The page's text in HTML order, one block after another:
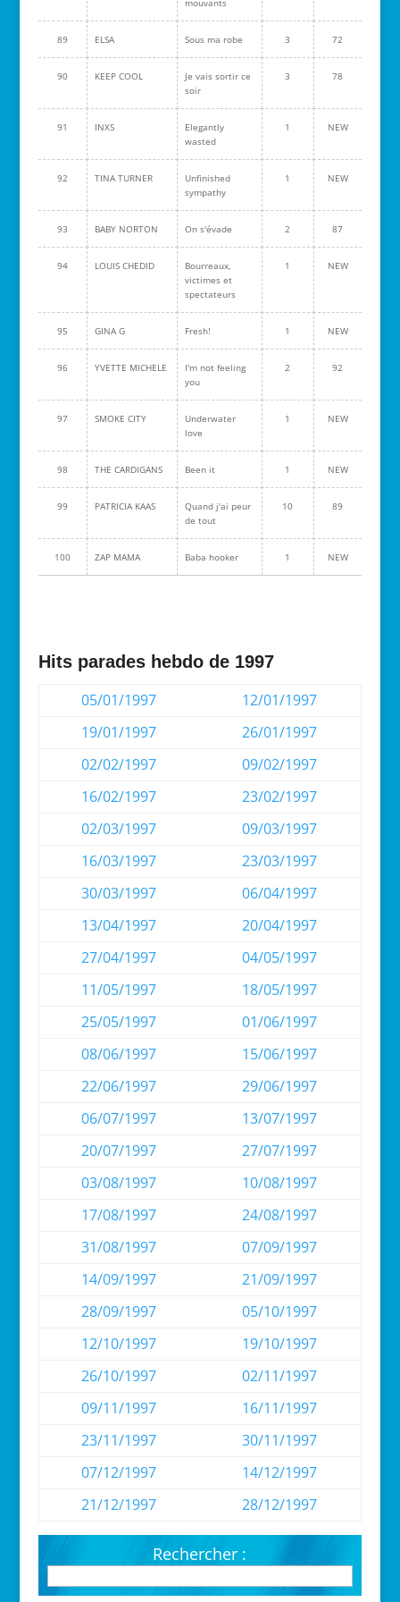
mouvants
89 ELSA Sous ma robe 3 72
90 KEEP COOL
Je vais sortir ce
soir
3 78
91 INXS
Elegantly
wasted
1 NEW
92 TINA TURNER
Unfinished
sympathy
1 NEW
93 BABY NORTON On s'évade 2 87
94 LOUIS CHEDID
Bourreaux,
victimes et
spectateurs
1 NEW
95 GINA G Fresh! 1 NEW
96 YVETTE MICHELE
I'm not feeling
you
2 92
97 SMOKE CITY
Underwater
love
1 NEW
98 THE CARDIGANS Been it 1 NEW
99 PATRICIA KAAS
Quand j'ai peur
de tout
10 89
100 ZAP MAMA Baba hooker 1 NEW
Hits parades hebdo de 1997
05/01/1997
12/01/1997
19/01/1997
26/01/1997
02/02/1997
09/02/1997
16/02/1997
23/02/1997
02/03/1997
09/03/1997
16/03/1997
23/03/1997
30/03/1997
06/04/1997
13/04/1997
20/04/1997
27/04/1997
04/05/1997
11/05/1997
18/05/1997
25/05/1997
01/06/1997
08/06/1997
15/06/1997
22/06/1997
29/06/1997
06/07/1997
13/07/1997
20/07/1997
27/07/1997
03/08/1997
10/08/1997
17/08/1997
24/08/1997
31/08/1997
07/09/1997
14/09/1997
21/09/1997
28/09/1997
05/10/1997
12/10/1997
19/10/1997
26/10/1997
02/11/1997
09/11/1997
16/11/1997
23/11/1997
30/11/1997
07/12/1997
14/12/1997
21/12/1997
28/12/1997
Rechercher :